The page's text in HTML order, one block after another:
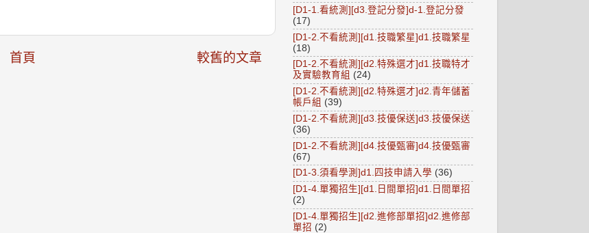
較舊的文章
首頁
[D1-1.看統測][d3.登記分發]d-1.登記分發
(17)
[D1-2.不看統測][d1.技職繁星]d1.技職繁星
(18)
[D1-2.不看統測][d2.特殊選才]d1.技職特才
及實驗教育組 (24)
[D1-2.不看統測][d2.特殊選才]d2.青年儲蓄
帳戶組 (39)
[D1-2.不看統測][d3.技優保送]d3.技優保送
(36)
[D1-2.不看統測][d4.技優甄審]d4.技優甄審
(67)
[D1-3.須看學測]d1.四技申請入學 (36)
[D1-4.單獨招生][d1.日間單招]d1.日間單招
(2)
[D1-4.單獨招生][d2.進修部單招]d2.進修部
單招 (2)